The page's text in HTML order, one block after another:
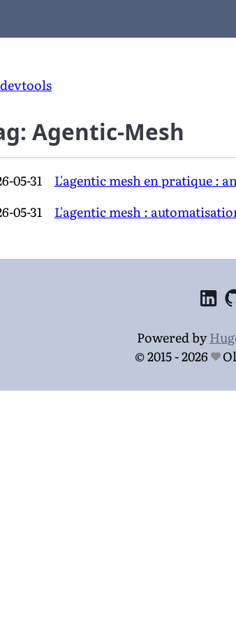
devtools
Agentic-Mesh
05-31
L'agentic mesh en pratique :
05-31
L'agentic mesh :
Powered by
© 2015 - 2026